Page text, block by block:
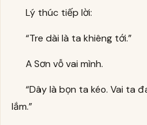
Lý thúc tiếp lời:
“Tre dài là ta khiêng tới.”
A Sơn vỗ vai mình.
“Dây là bọn ta kéo. Vai ta
lắm.”